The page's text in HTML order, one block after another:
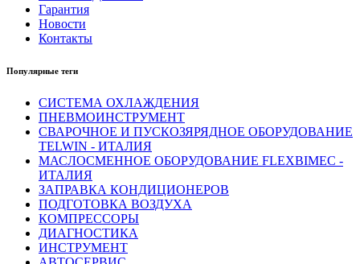
Гарантия
Новости
Контакты
Популярные теги
СИСТЕМА ОХЛАЖДЕНИЯ
ПНЕВМОИНСТРУМЕНТ
СВАРОЧНОЕ И ПУСКОЗЯРЯДНОЕ ОБОРУДОВАНИЕ
TELWIN - ИТАЛИЯ
МАСЛОСМЕННОЕ ОБОРУДОВАНИЕ FLEXBIMEC -
ИТАЛИЯ
ЗАПРАВКА КОНДИЦИОНЕРОВ
ПОДГОТОВКА ВОЗДУХА
КОМПРЕССОРЫ
ДИАГНОСТИКА
ИНСТРУМЕНТ